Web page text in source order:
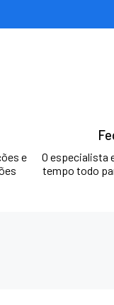
e
O especialista
tempo todo